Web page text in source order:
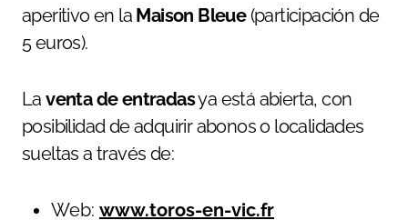
aperitivo en la Maison Bleue(participación de
5 euros).
Laventa de entradasya está abierta, con
posibilidad de adquirir abonos o localidades
sueltas a través de:
Web: www.toros-en-vic.fr